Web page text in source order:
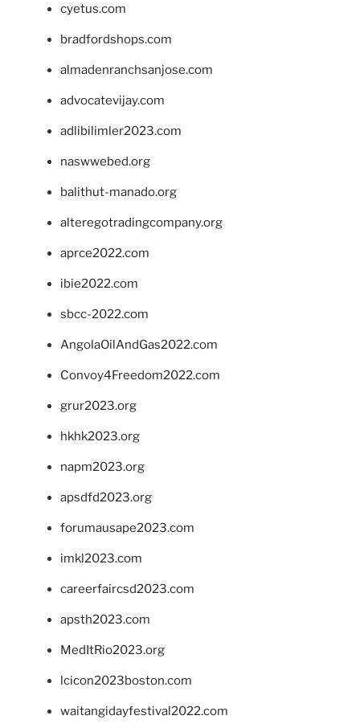
cyetus.com
bradfordshops.com
almadenranchsanjose.com
advocatevijay.com
adlibilimler2023.com
naswwebed.org
balithut-manado.org
alteregotradingcompany.org
aprce2022.com
ibie2022.com
sbcc-2022.com
AngolaOilAndGas2022.com
Convoy4Freedom2022.com
grur2023.org
hkhk2023.org
napm2023.org
apsdfd2023.org
forumausape2023.com
imkl2023.com
careerfaircsd2023.com
apsth2023.com
MedItRio2023.org
lcicon2023boston.com
waitangidayfestival2022.com